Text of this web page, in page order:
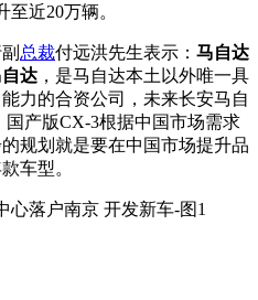
至近20万辆。
总裁付远洪先生表示： 马自达
达 ，是马自达本土以外唯一具
力的合资公司，未来长安马自
产版CX-3根据中国市场需求
规划就是要在中国市场提升品
车型。